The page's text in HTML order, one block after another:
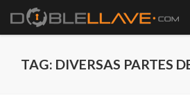
TAG: DIVERSAS PARTES